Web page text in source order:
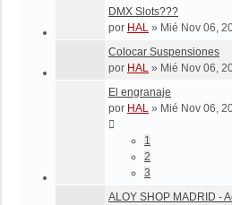
DMX Slots???
por HAL » Mié Nov 06,
Colocar Suspensiones
por HAL » Mié Nov 06,
El engranaje
por HAL » Mié Nov 06,
1
2
3
ALOY SHOP MADRID -